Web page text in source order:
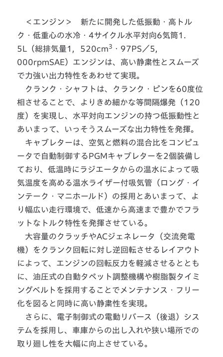
＜エンジン＞ 新たに開発した低振動・高トル
ク・低重心の水冷・4サイクル水平対向6気筒1．
5L（総排気量1，520cm3
・97PS／5，
000rpmSAE）エンジンは、高い静粛性とスムーズ
で力強い出力特性をあわせて実現。
クランク・シャフトは、クランク・ピンを60度位
相させることで、よりきめ細かな等間隔爆発（120
度）を実現し、水平対向エンジンの持つ低振動性と
あいまって、いっそうスムーズな出力特性を発揮。
キャブレターは、空気と燃料の混合比をコンピュ
ータで自動制御するPGMキャブレターを2個装備し
ており、低温時にラジエータからの温水によって吸
気温度を高める温水ライザー付吸気管（ロング・イ
ンテーク・マニホールド）の採用とあいまって、よ
り幅広い走行環境で、低速から高速まで豊かでフラ
ットなトルク特性を発揮させている。
大容量のクラッチやACジェネレータ（交流発電
機）をクランク回転に対し逆回転させるレイアウト
によって、エンジンの回転反力を軽減させるととも
に、油圧式の自動タペット調整機構や樹脂製タイミ
ングベルトを採用することでメンテナンス・フリー
化を図ると同時に高い静粛性を実現。
さらに、電子制御式の電動リバース（後退）シス
テムを採用し、車庫からの出し入れや狭い場所での
取り廻し性を大幅に向上させている。